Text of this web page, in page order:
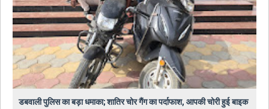
डबवाली पुलिस का बड़ा धमाका; शातिर चोर गैंग का पर्दाफाश, आपकी चोरी हुई बाइक